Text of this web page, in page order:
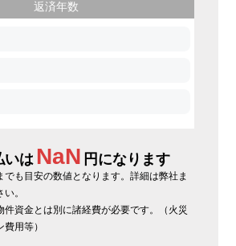
返済年数
いは NaN 円になります
も目安の数値となります。詳細は弊社ま
。
資金とは別に諸経費が必要です。（火災
用等）